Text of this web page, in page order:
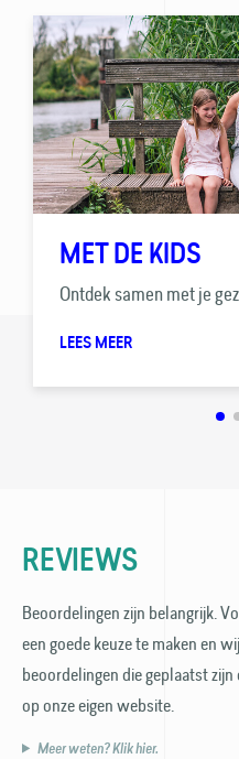
MET DE KIDS
Ontdek samen met je
LEES MEER
REVIEWS
Beoordelingen zijn belangrijk.
een goede keuze te maken en
beoordelingen die geplaatst
op onze eigen website.
Meer weten? Klik hier.